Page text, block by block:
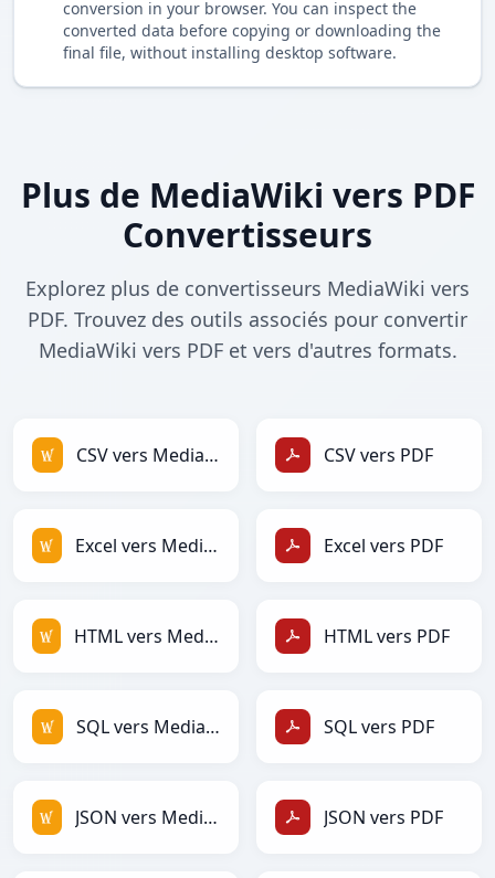
conversion in your browser. You can inspect the
converted data before copying or downloading the
final file, without installing desktop software.
Plus de MediaWiki vers PDF
Convertisseurs
Explorez plus de convertisseurs MediaWiki vers
PDF. Trouvez des outils associés pour convertir
MediaWiki vers PDF et vers d'autres formats.
CSV vers MediaWiki CSV vers PDF
Excel vers MediaWiki Excel vers PDF
HTML vers MediaWiki HTML vers PDF
SQL vers MediaWiki SQL vers PDF
JSON vers MediaWiki JSON vers PDF